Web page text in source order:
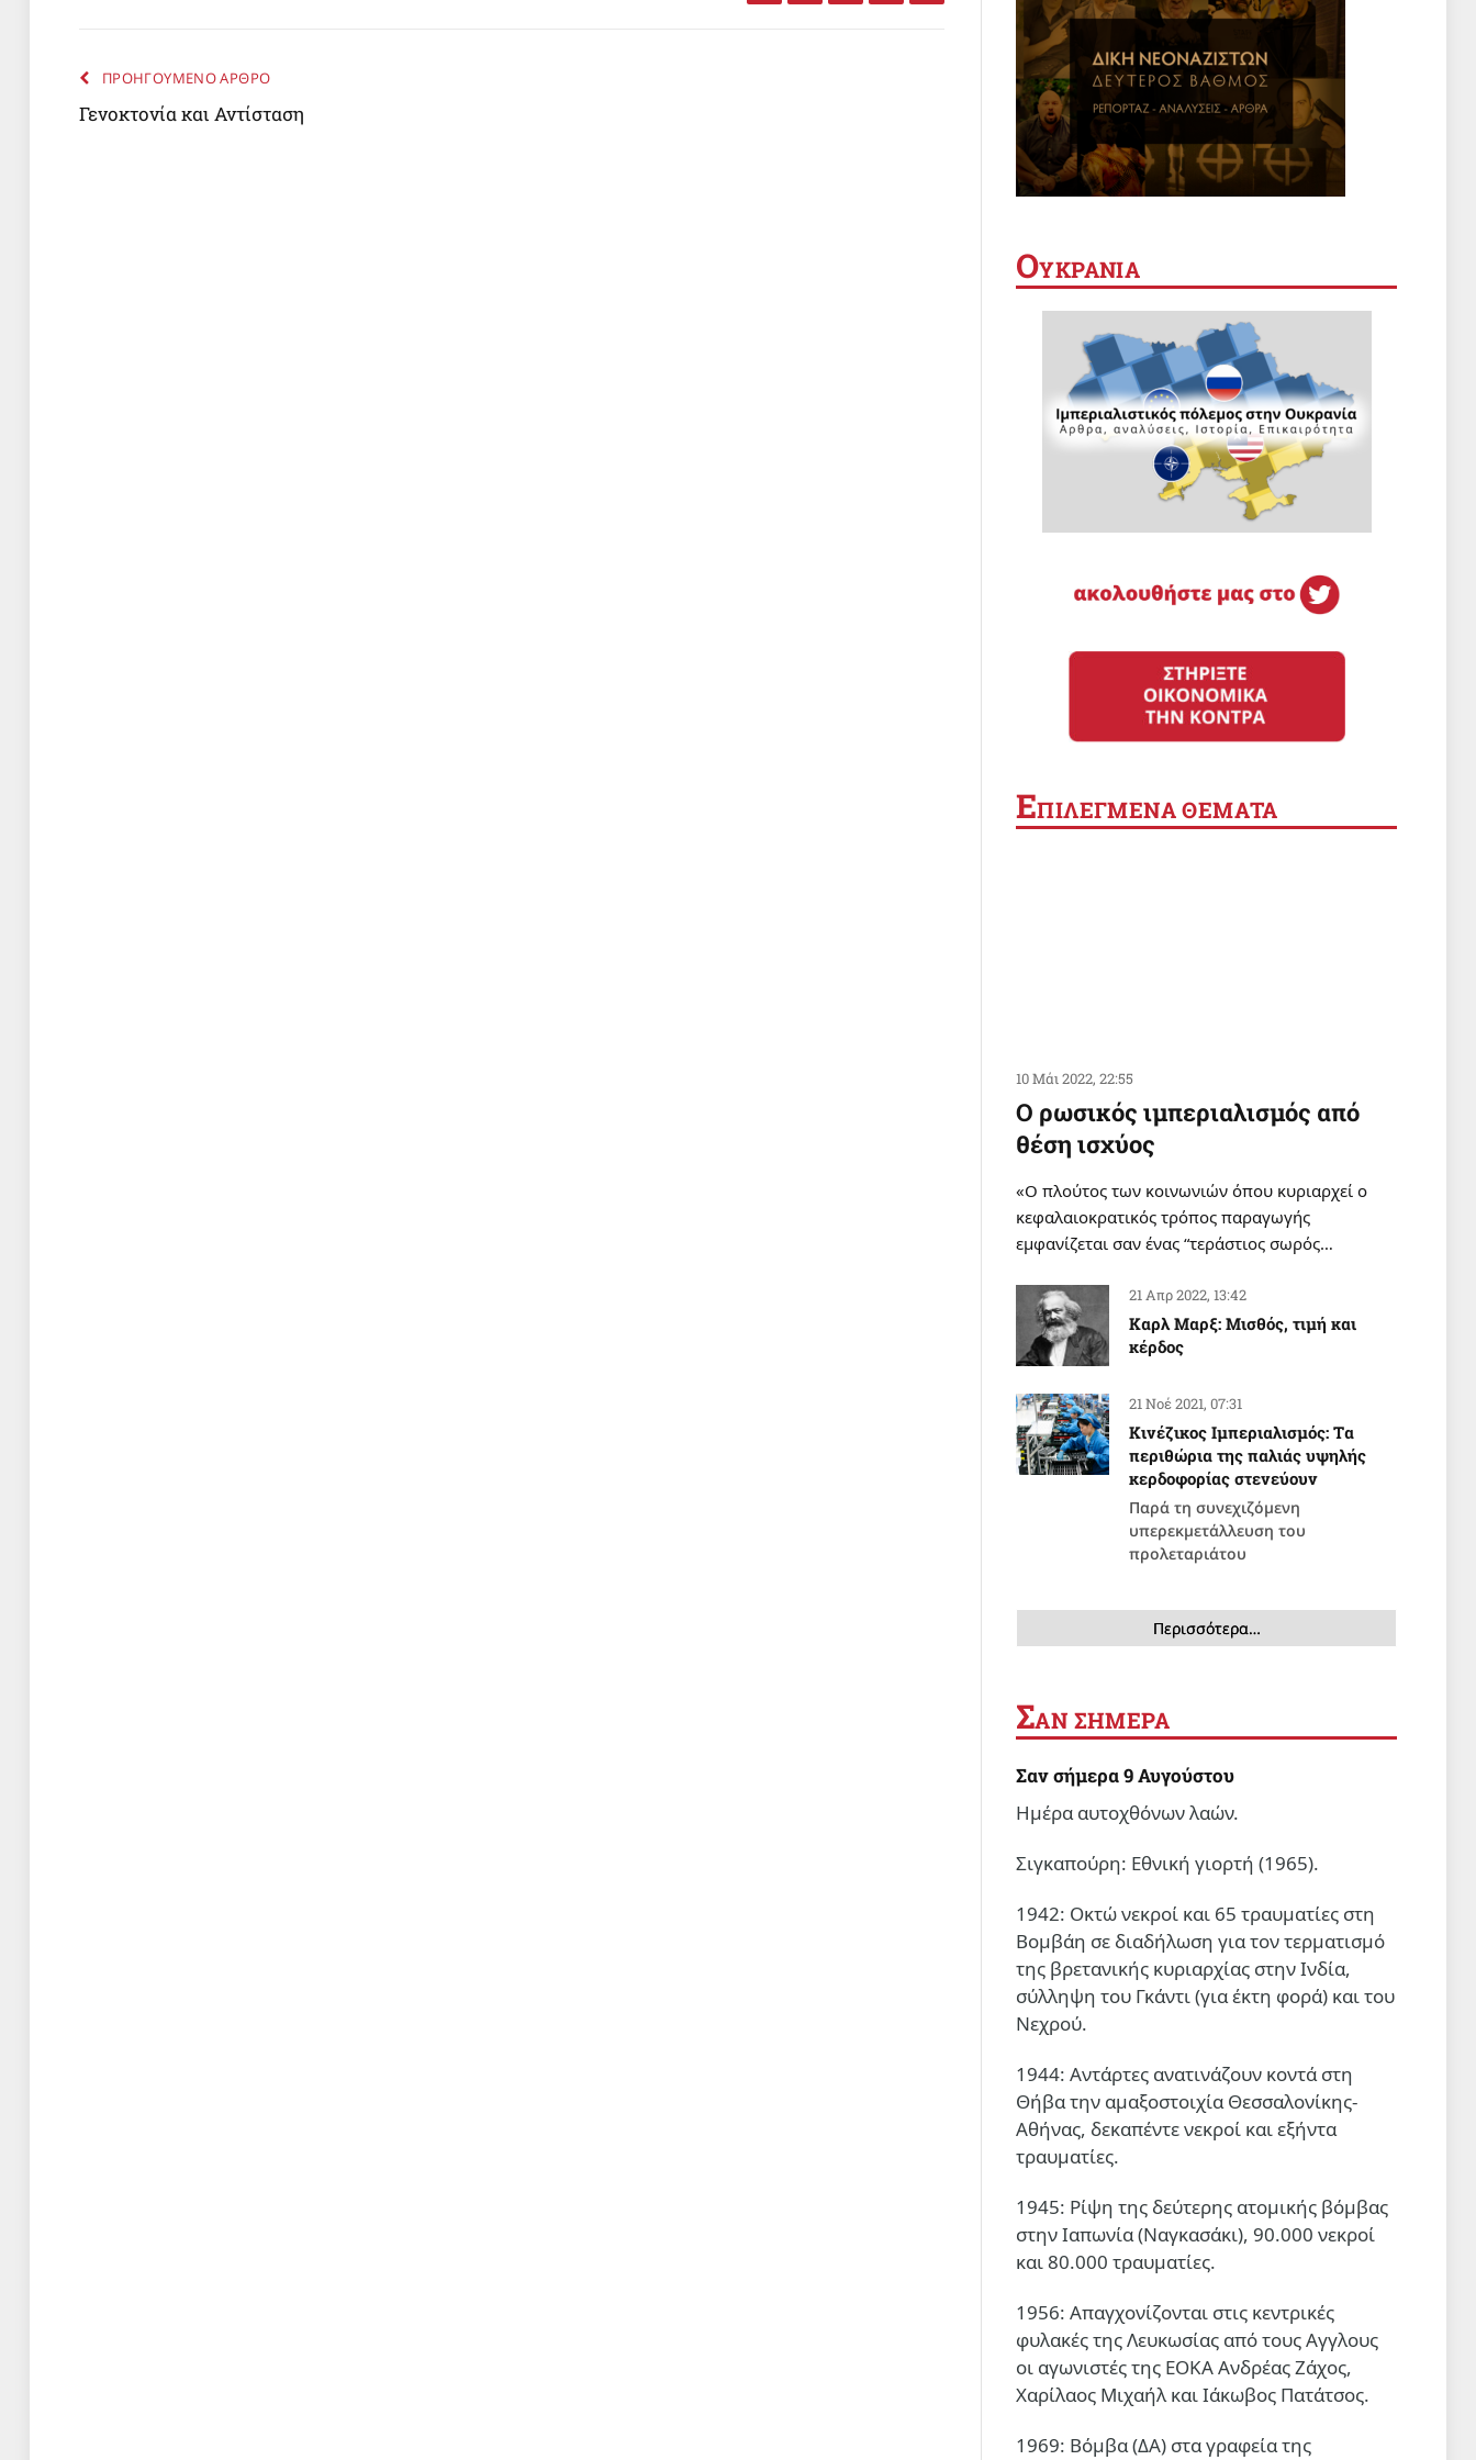
ΠΡΟΗΓΟΥΜΕΝΟ ΑΡΘΡΟ
Γενοκτονία και Αντίσταση
ΟΥΚΡΑΝΙΑ
ΕΠΙΛΕΓΜΕΝΑ ΘΕΜΑΤΑ
10 Μάι 2022, 22:55
Ο ρωσικός ιμπεριαλισμός από
θέση ισχύος
«Ο πλούτος των κοινωνιών όπου κυριαρχεί ο
κεφαλαιοκρατικός τρόπος παραγωγής
εμφανίζεται σαν ένας “τεράστιος σωρός…
21 Απρ 2022, 13:42
Καρλ Μαρξ: Μισθός, τιμή και
κέρδος
21 Νοέ 2021, 07:31
Κινέζικος Ιμπεριαλισμός: Tα
περιθώρια της παλιάς υψηλής
κερδοφορίας στενεύουν
Παρά τη συνεχιζόμενη
υπερεκμετάλλευση του
προλεταριάτου
Περισσότερα…
ΣΑΝ ΣΗΜΕΡΑ
Σαν σήμερα 9 Αυγούστου
Ημέρα αυτοχθόνων λαών.
Σιγκαπούρη: Εθνική γιορτή (1965).
1942: Οκτώ νεκροί και 65 τραυματίες στη
Βομβάη σε διαδήλωση για τον τερματισμό
της βρετανικής κυριαρχίας στην Ινδία,
σύλληψη του Γκάντι (για έκτη φορά) και του
Νεχρού.
1944: Αντάρτες ανατινάζουν κοντά στη
Θήβα την αμαξοστοιχία Θεσσαλονίκης-
Αθήνας, δεκαπέντε νεκροί και εξήντα
τραυματίες.
1945: Ρίψη της δεύτερης ατομικής βόμβας
στην Ιαπωνία (Ναγκασάκι), 90.000 νεκροί
και 80.000 τραυματίες.
1956: Απαγχονίζονται στις κεντρικές
φυλακές της Λευκωσίας από τους Αγγλους
οι αγωνιστές της ΕΟΚΑ Ανδρέας Ζάχος,
Χαρίλαος Μιχαήλ και Ιάκωβος Πατάτσος.
1969: Βόμβα (ΔΑ) στα γραφεία της